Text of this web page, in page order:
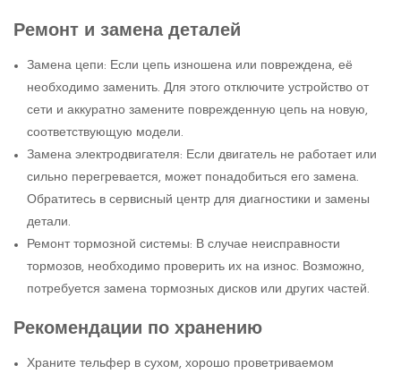
Ремонт и замена деталей
Замена цепи: Если цепь изношена или повреждена, её
необходимо заменить. Для этого отключите устройство от
сети и аккуратно замените поврежденную цепь на новую,
соответствующую модели.
Замена электродвигателя: Если двигатель не работает или
сильно перегревается, может понадобиться его замена.
Обратитесь в сервисный центр для диагностики и замены
детали.
Ремонт тормозной системы: В случае неисправности
тормозов, необходимо проверить их на износ. Возможно,
потребуется замена тормозных дисков или других частей.
Рекомендации по хранению
Храните тельфер в сухом, хорошо проветриваемом